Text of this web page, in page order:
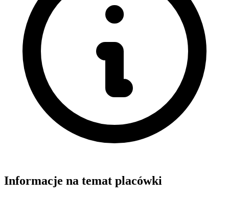
Informacje na temat placówki